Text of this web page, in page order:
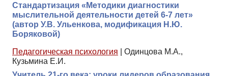
Стандартизация «Методики диагностики
мыслительной деятельности детей 6-7 лет»
(автор У.В. Ульенкова, модификация Н.Ю.
Боряковой)
Педагогическая психология
Одинцова М.А.,
Кузьмина Е.И.